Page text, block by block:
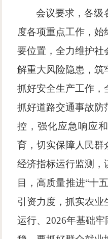
会议要求，各级
度各项重点工作，
要位置，全力维护社
解重大风险隐患，筑
抓好安全生产工作，
抓好道路交通事故防
控，强化应急响应
育，切实保障人民群
经济指标运行监测，
目，高质量推进“十
引资力度，抓实农业
运行、2026年基础